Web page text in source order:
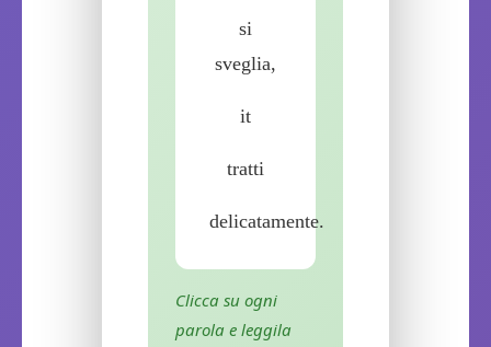
si
sveglia,
it
tratti
delicatamente.
Clicca su ogni
parola e leggila